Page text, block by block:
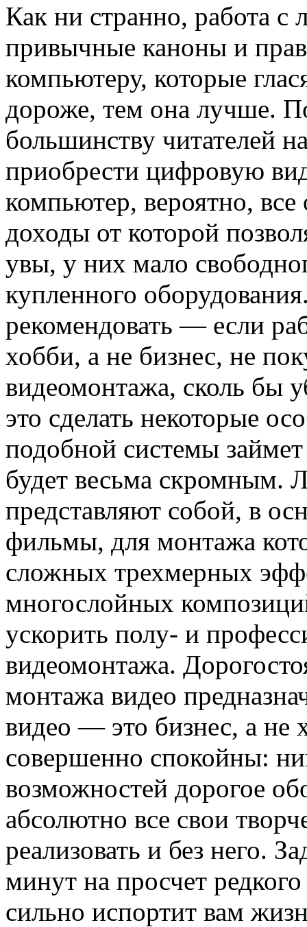
Как ни странно, работа с
привычные каноны и
компьютеру, которые
дороже, тем она лучше.
большинству читателей
приобрести цифровую
компьютер, вероятно,
доходы от которой
увы, у них мало
купленного
рекомендовать — если
хобби, а не бизнес, не
видеомонтажа, сколь бы
это сделать некоторые
подобной системы займет
будет весьма скромным.
представляют собой, в
фильмы, для монтажа
сложных трехмерных
многослойных
ускорить полу- и
видеомонтажа.
монтажа видео
видео — это бизнес, а не
совершенно спокойны:
возможностей дорогое
абсолютно все свои
реализовать и без него.
минут на просчет
сильно испортит вам